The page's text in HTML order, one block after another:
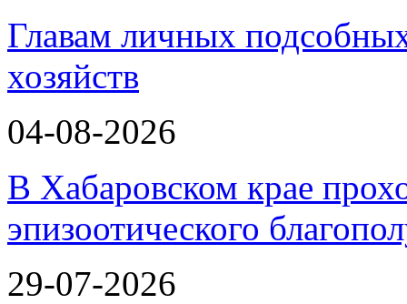
Главам личных
хозяйств
04-08-2026
В Хабаровском крае
эпизоотического
29-07-2026